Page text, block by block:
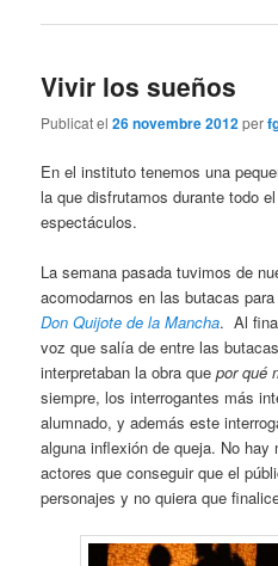
Vivir los sueños
Publicat el26 novembre 2012per
En el instituto tenemos una
la que disfrutamos durante todo
espectáculos.
La semana pasada tuvimos de
acomodarnos en las butacas
Don Quijote de la Mancha. Al
voz que salía de entre las
interpretaban la obra quepor qué
siempre, los interrogantes más
alumnado, y además este
alguna inflexión de queja. No hay
actores que conseguir que el
personajes y no quiera que